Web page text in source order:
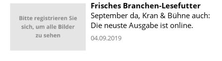
Frisches Branchen-Lesefutter
September da, Kran & Bühne auch:
Die neuste Ausgabe ist online.
04.09.2019